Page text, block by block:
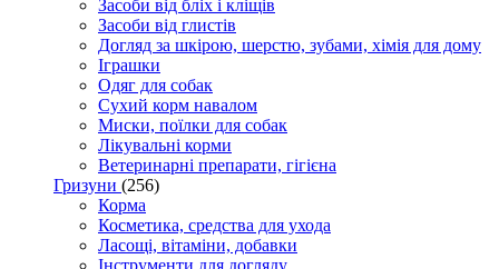
Засоби від бліх і кліщів
Засоби від глистів
Догляд за шкірою, шерстю, зубами, хімія для дому
Іграшки
Одяг для собак
Сухий корм навалом
Миски, поїлки для собак
Лікувальні корми
Ветеринарні препарати, гігієна
Гризуни (256)
Корма
Косметика, средства для ухода
Ласощі, вітаміни, добавки